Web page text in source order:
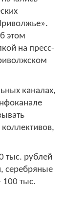
этом
на пресс-
каналах,
тыс. рублей
серебряные
тыс.